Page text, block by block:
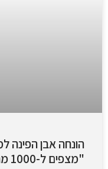
הונחה אבן
"מצפים ל-1000 מתעמלים ומתעמלות"